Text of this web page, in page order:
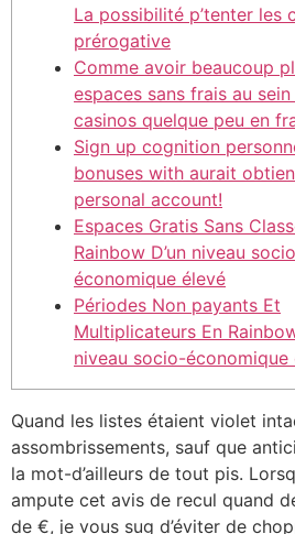
La possibilité p’tenter les
prérogative
Comme avoir beaucoup
espaces sans frais au
casinos quelque peu en
Sign up cognition
bonuses with aurait
personal account!
Espaces Gratis Sans
Rainbow D’un niveau
économique élevé
Périodes Non payants Et
Multiplicateurs En
niveau socio-économique
Quand les listes étaient violet
assombrissements, sauf que
la mot-d’ailleurs de tout pis.
ampute cet avis de recul quand
de €, je vous sug d’éviter de